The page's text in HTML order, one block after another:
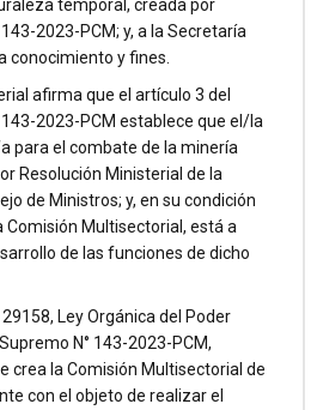
temporal, creada por
2023-PCM; y, a la Secretaría
conocimiento y fines.
afirma que el artículo 3 del
2023-PCM establece que el/la
para el combate de la minería
Resolución Ministerial de la
de Ministros; y, en su condición
Multisectorial, está a
de las funciones de dicho
Ley Orgánica del Poder
N° 143-2023-PCM,
crea la Comisión Multisectorial de
con el objeto de realizar el